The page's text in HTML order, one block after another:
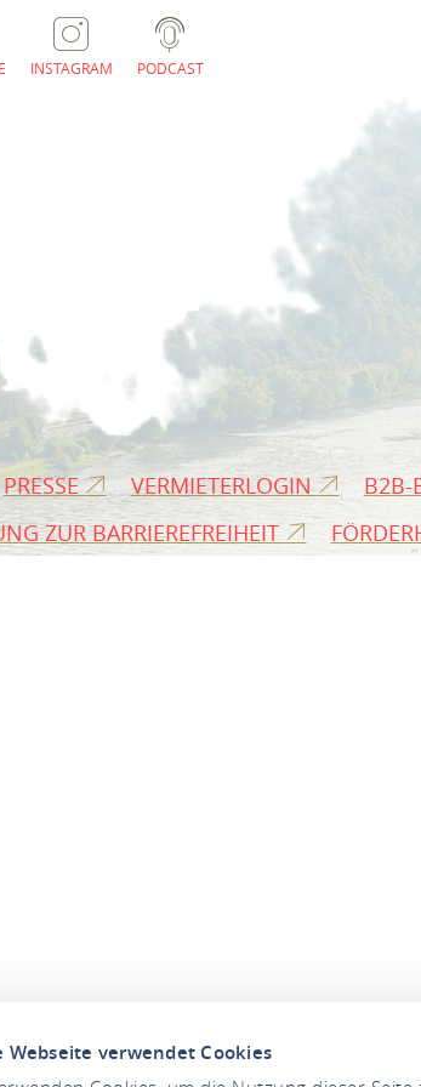
Webseite verwendet Cookies
INSTAGRAM PODCAST
PRESSE VERMIETERLOGIN B2B-
ZUR BARRIEREFREIHEIT